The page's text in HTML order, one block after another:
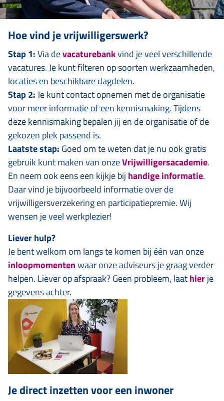
Hoe vind je vrijwilligerswerk?
Stap 1:Via devacaturebankvind je veel verschillende
vacatures. Je kunt filteren op soorten werkzaamheden,
locaties en beschikbare dagdelen.
Stap 2:Je kunt contact opnemen met de organisatie
voor meer informatie of een kennismaking. Tijdens
deze kennismaking bepalen jij en de organisatie of de
gekozen plek passend is.
Laatste stap: Goed om te weten dat je nu ook gratis
gebruik kunt maken van onzeVrijwilligersacademie.
En neem ook eens een kijkje bij handige informatie.
Daar vind je bijvoorbeeld informatie over de
vrijwilligersverzekering en participatiepremie. Wij
wensen je veel werkplezier!
Liever hulp?
Je bent welkom om langs te komen bij één van onze
inloopmomentenwaar onze adviseurs je graag verder
helpen. Liever op afspraak? Geen probleem, laathierje
gegevens achter.
Je direct inzetten voor een inwoner